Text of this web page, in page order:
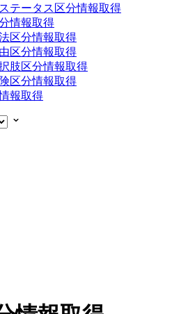
テータス区分情報取得
情報取得
区分情報取得
区分情報取得
肢区分情報取得
区分情報取得
報取得